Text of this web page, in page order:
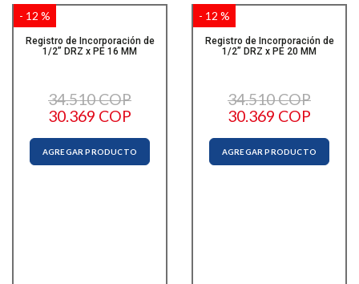
Registro de Incorporación de
1/2” DRZ x PE 16 MM
- 12 %
34.510 COP
30.369 COP
AGREGAR PRODUCTO
Registro de Incorporación de
1/2” DRZ x PE 20 MM
- 12 %
34.510 COP
30.369 COP
AGREGAR PRODUCTO